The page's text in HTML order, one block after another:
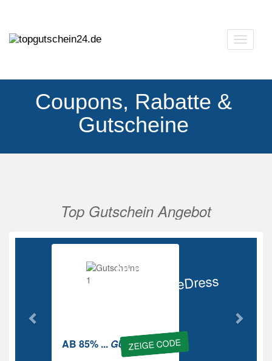
Coupons, Rabatte &
Gutscheine
Top Gutschein Angebot
Ab 85%
BabyOnlineDress
ZEIGE CODE
AB 85% ... GUTSCHEIN
Vorherige